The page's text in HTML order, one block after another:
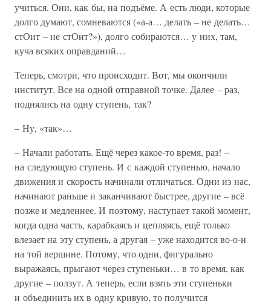
учиться. Они, как бы, на подъёме. А есть люди, которые
долго думают, сомневаются («а-а… делать – не делать…
стОит – не стОит?»), долго собираются… у них, там,
куча всяких оправданий…
Теперь, смотри, что происходит. Вот, мы окончили
институт. Все на одной отправной точке. Далее – раз,
поднялись на одну ступень, так?
– Ну, «так»…
– Начали работать. Ещё через какое-то время, раз! –
на следующую ступень. И с каждой ступенью, начало
движения и скорость начинали отличаться. Одни из нас,
начинают раньше и заканчивают быстрее, другие – всё
позже и медленнее. И поэтому, наступает такой момент,
когда одна часть, карабкаясь и цепляясь, ещё только
влезает на эту ступень, а другая – уже находится во-о-н
на той вершине. Потому, что одни, фигурально
выражаясь, прыгают через ступеньки… в то время, как
другие – ползут. А теперь, если взять эти ступеньки
и объединить их в одну кривую, то получится